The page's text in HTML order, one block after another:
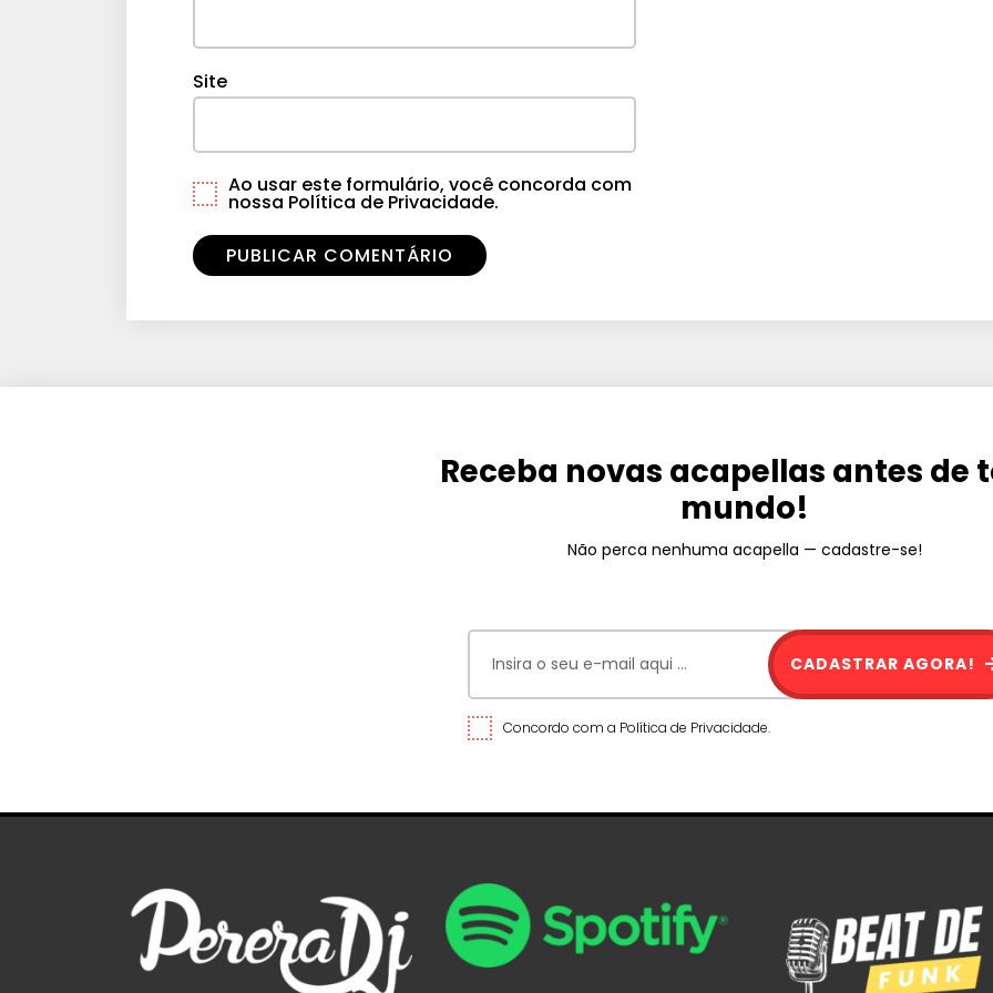
Site
Ao usar este formulário, você concorda com
nossa Política de Privacidade.
Receba novas acapellas antes de
mundo!
Não perca nenhuma acapella — cadastre-se!
Concordo com a Política de Privacidade.
CADASTRAR AGORA!